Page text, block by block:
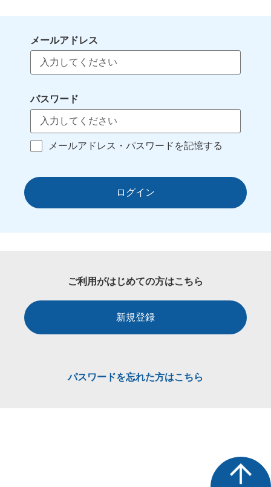
メールアドレス
パスワード
メールアドレス・パスワードを記憶する
ログイン
ご利用がはじめての方はこちら
新規登録
パスワードを忘れた方はこちら